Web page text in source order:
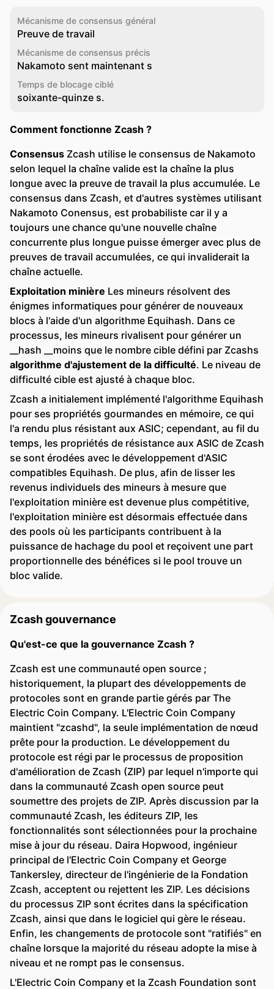
Mécanisme de consensus général
Preuve de travail
Mécanisme de consensus précis
Nakamoto sent maintenant s
Temps de blocage ciblé
soixante-quinze s.
Comment fonctionne Zcash ?
Consensus Zcash utilise le consensus de Nakamoto
selon lequel la chaîne valide est la chaîne la plus
longue avec la preuve de travail la plus accumulée. Le
consensus dans Zcash, et d'autres systèmes utilisant
Nakamoto Conensus, est probabiliste car il y a
toujours une chance qu'une nouvelle chaîne
concurrente plus longue puisse émerger avec plus de
preuves de travail accumulées, ce qui invaliderait la
chaîne actuelle.
Exploitation minière Les mineurs résolvent des
énigmes informatiques pour générer de nouveaux
blocs à l'aide d'un algorithme Equihash. Dans ce
processus, les mineurs rivalisent pour générer un
__hash __moins que le nombre cible défini par Zcashs
algorithme d'ajustement de la difficulté. Le niveau de
difficulté cible est ajusté à chaque bloc.
Zcash a initialement implémenté l'algorithme Equihash
pour ses propriétés gourmandes en mémoire, ce qui
l'a rendu plus résistant aux ASIC; cependant, au fil du
temps, les propriétés de résistance aux ASIC de Zcash
se sont érodées avec le développement d'ASIC
compatibles Equihash. De plus, afin de lisser les
revenus individuels des mineurs à mesure que
l'exploitation minière est devenue plus compétitive,
l'exploitation minière est désormais effectuée dans
des pools où les participants contribuent à la
puissance de hachage du pool et reçoivent une part
proportionnelle des bénéfices si le pool trouve un
bloc valide.
Zcash gouvernance
Qu'est-ce que la gouvernance Zcash ?
Zcash est une communauté open source ;
historiquement, la plupart des développements de
protocoles sont en grande partie gérés par The
Electric Coin Company. L'Electric Coin Company
maintient "zcashd", la seule implémentation de nœud
prête pour la production. Le développement du
protocole est régi par le processus de proposition
d'amélioration de Zcash (ZIP) par lequel n'importe qui
dans la communauté Zcash open source peut
soumettre des projets de ZIP. Après discussion par la
communauté Zcash, les éditeurs ZIP, les
fonctionnalités sont sélectionnées pour la prochaine
mise à jour du réseau. Daira Hopwood, ingénieur
principal de l'Electric Coin Company et George
Tankersley, directeur de l'ingénierie de la Fondation
Zcash, acceptent ou rejettent les ZIP. Les décisions
du processus ZIP sont écrites dans la spécification
Zcash, ainsi que dans le logiciel qui gère le réseau.
Enfin, les changements de protocole sont "ratifiés" en
chaîne lorsque la majorité du réseau adopte la mise à
niveau et ne rompt pas le consensus.
L'Electric Coin Company et la Zcash Foundation sont